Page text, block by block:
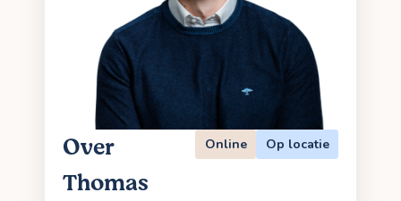
Over
Thomas
Online Op locatie